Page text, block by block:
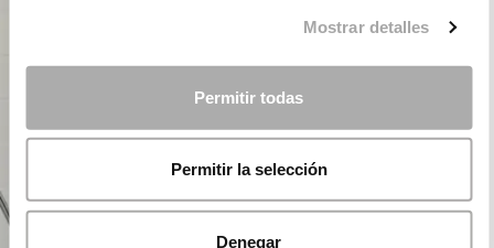
Mostrar detalles
Permitir todas
Permitir la selección
Denegar